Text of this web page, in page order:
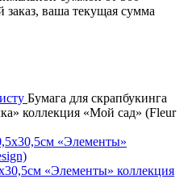
заказ, ваша текущая сумма
Бумага для скрапбукинга
коллекция «Мой сад» (Fleur
«Элементы» коллекция